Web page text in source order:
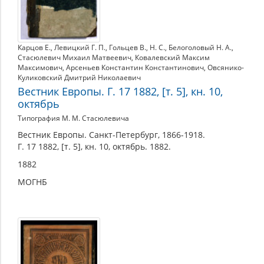
Карцов Е., Левицкий Г. П., Гольцев В., Н. С., Белоголовый Н. А.,
Стасюлевич Михаил Матвеевич, Ковалевский Максим
Максимович, Арсеньев Константин Константинович, Овсянико-
Куликовский Дмитрий Николаевич
Вестник Европы. Г. 17 1882, [т. 5], кн. 10,
октябрь
Типография М. М. Стасюлевича
Вестник Европы. Санкт-Петербург, 1866-1918.
Г. 17 1882, [т. 5], кн. 10, октябрь. 1882.
1882
МОГНБ